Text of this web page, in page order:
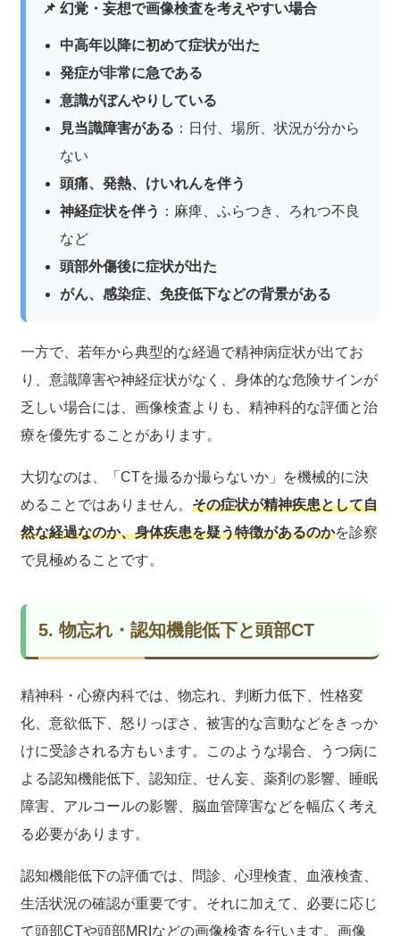
📌 幻覚・妄想で画像検査を考えやすい場合
中高年以降に初めて症状が出た
発症が非常に急である
意識がぼんやりしている
見当識障害がある ：日付、場所、状況が分から
ない
頭痛、発熱、けいれんを伴う
神経症状を伴う ：麻痺、ふらつき、ろれつ不良
など
頭部外傷後に症状が出た
がん、感染症、免疫低下などの背景がある
一方で、若年から典型的な経過で精神病症状が出てお
り、意識障害や神経症状がなく、身体的な危険サインが
乏しい場合には、画像検査よりも、精神科的な評価と治
療を優先することがあります。
大切なのは、「CTを撮るか撮らないか」を機械的に決
めることではありません。その症状が精神疾患として自
然な経過なのか、身体疾患を疑う特徴があるのかを診察
で見極めることです。
5. 物忘れ・認知機能低下と頭部CT
精神科・心療内科では、物忘れ、判断力低下、性格変
化、意欲低下、怒りっぽさ、被害的な言動などをきっか
けに受診される方もいます。このような場合、うつ病に
よる認知機能低下、認知症、せん妄、薬剤の影響、睡眠
障害、アルコールの影響、脳血管障害などを幅広く考え
る必要があります。
認知機能低下の評価では、問診、心理検査、血液検査、
生活状況の確認が重要です。それに加えて、必要に応じ
て頭部CTや頭部MRIなどの画像検査を行います。画像